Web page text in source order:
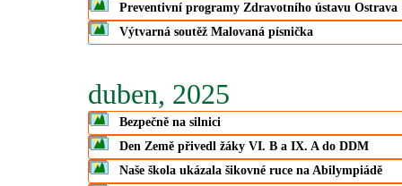
Preventivní programy Zdravotního ústavu Ostrava
Výtvarná soutěž Malovaná písnička
duben, 2025
Bezpečně na silnici
Den Země přivedl žáky VI. B a IX. A do DDM
Naše škola ukázala šikovné ruce na Abilympiádě